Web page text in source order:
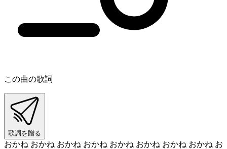
この曲の歌詞
歌詞を贈る
おかね おかね おかね おかね おかね おかね おかね おかね お